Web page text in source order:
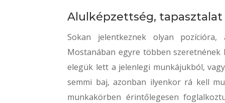
Alulképzettség, tapasztalat
Sokan jelentkeznek olyan
Mostanában egyre többen
elegük lett a jelenlegi munkájukból,
semmi baj, azonban ilyenkor rá kell
munkakörben érintőlegesen